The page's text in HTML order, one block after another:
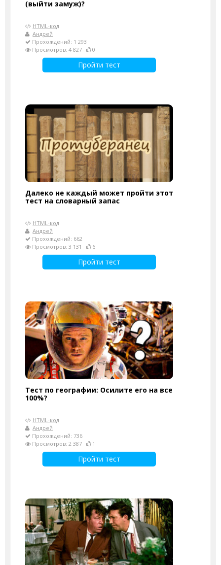
(выйти замуж)?
HTML-код
Андрей
Прохождений: 1 293
Просмотров: 4 827
0
Пройти тест
Далеко не каждый может пройти этот
тест на словарный запас
HTML-код
Андрей
Прохождений: 662
Просмотров: 3 131
6
Пройти тест
Тест по географии: Осилите его на все
100%?
HTML-код
Андрей
Прохождений: 736
Просмотров: 2 387
1
Пройти тест